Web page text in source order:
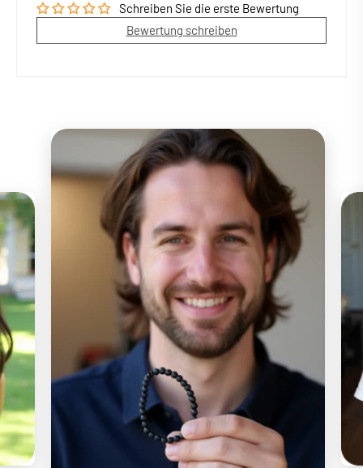
Schreiben Sie die erste Bewertung
Bewertung schreiben